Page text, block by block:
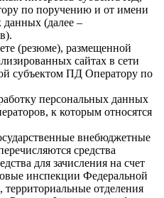
по поручению и от имени
данных (далее –
(резюме), размещенной
сайтах в сети
субъектом ПД Оператору по
персональных данных
к которым относятся
внебюджетные
средства
для зачисления на счет
инспекции Федеральной
отделения